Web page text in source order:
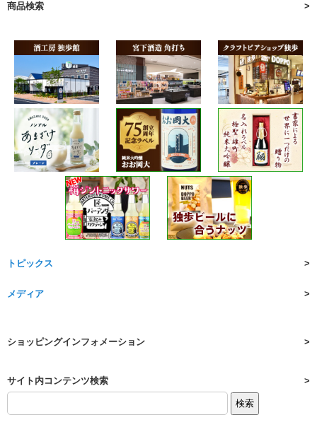
商品検索
トピックス
メディア
ショッピングインフォメーション
サイト内コンテンツ検索